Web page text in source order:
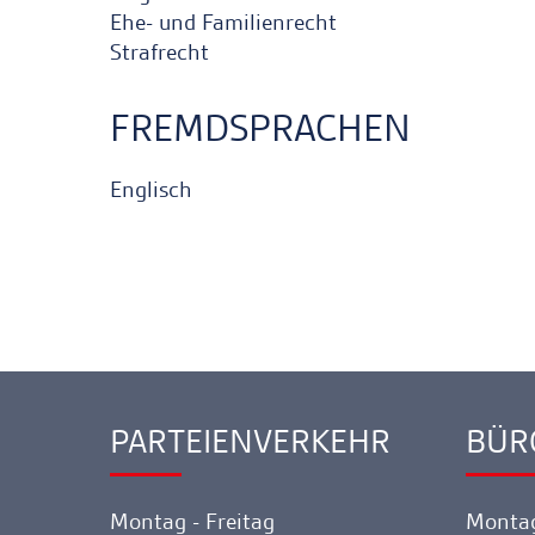
Ehe- und Familienrecht
Strafrecht
FREMDSPRACHEN
Englisch
Ankerlink
PARTEIENVERKEHR
Montag - Freitag